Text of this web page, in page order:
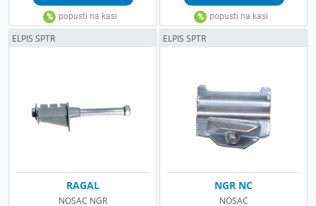
RAGAL
NOSAC NGR
ELPIS SPTR
NGR NC
NOSAC
ELPIS SPTR